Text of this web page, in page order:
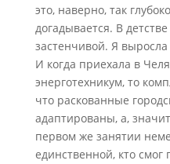
это, наверно, так
догадывается. В
застенчивой. Я
И когда приехала в
энерготехникум, то
что раскованные
адаптированы, а,
первом же занятии
единственной, кто смог